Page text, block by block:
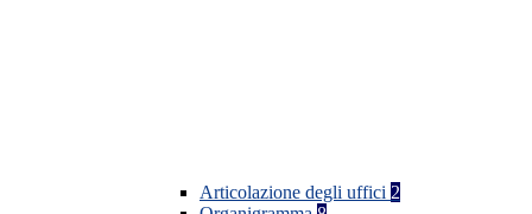
Articolazione degli uffici 2